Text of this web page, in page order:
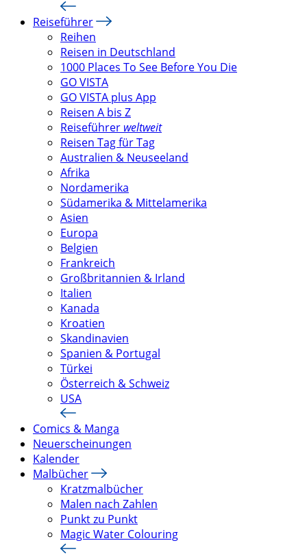
Reiseführer
Reihen
Reisen in Deutschland
1000 Places To See Before You Die
GO VISTA
GO VISTA plus App
Reisen A bis Z
Reiseführer weltweit
Reisen Tag für Tag
Australien & Neuseeland
Afrika
Nordamerika
Südamerika & Mittelamerika
Asien
Europa
Belgien
Frankreich
Großbritannien & Irland
Italien
Kanada
Kroatien
Skandinavien
Spanien & Portugal
Türkei
Österreich & Schweiz
USA
Comics & Manga
Neuerscheinungen
Kalender
Malbücher
Kratzmalbücher
Malen nach Zahlen
Punkt zu Punkt
Magic Water Colouring